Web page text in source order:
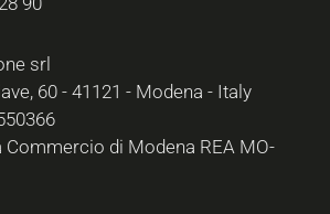
srl
60 - 41121 - Modena - Italy
di Modena REA MO-